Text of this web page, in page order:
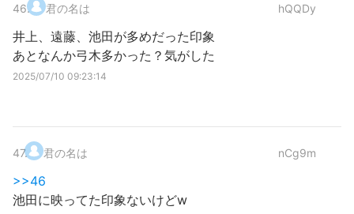
46. 君の名は hQQDy
井上、遠藤、池田が多めだった印象
あとなんか弓木多かった？気がした
2025/07/10 09:23:14
47. 君の名は nCg9m
>>46
池田に映ってた印象ないけどw